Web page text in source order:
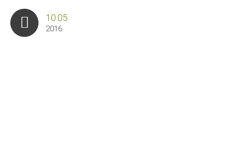
10.05
2016